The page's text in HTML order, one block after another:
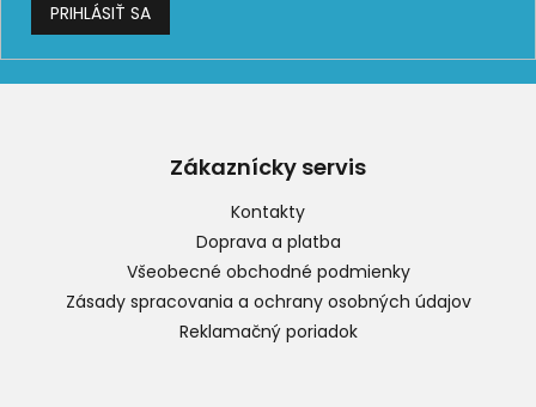
PRIHLÁSIŤ SA
Zákaznícky servis
Kontakty
Doprava a platba
Všeobecné obchodné podmienky
Zásady spracovania a ochrany osobných údajov
Reklamačný poriadok